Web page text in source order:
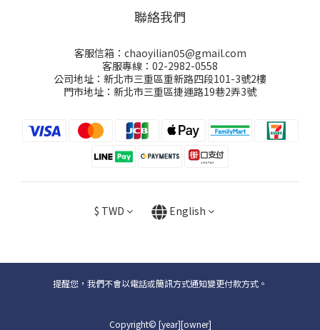
聯絡我們
客服信箱：chaoyilian05@gmail.com
客服專線：02-2982-0558
公司地址：新北市三重區重新路四段101-3號2樓
門市地址：新北市三重區捷運路19巷2弄3號
$ TWD English
提醒您，我們不會以電話或簡訊方式通知變更付款方式。
Copyright© [year][owner]